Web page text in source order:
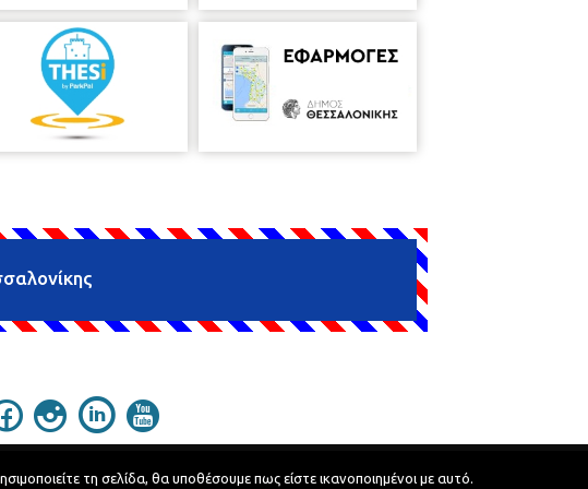
τη σελίδα, θα υποθέσουμε πως είστε ικανοποιημένοι με αυτό.